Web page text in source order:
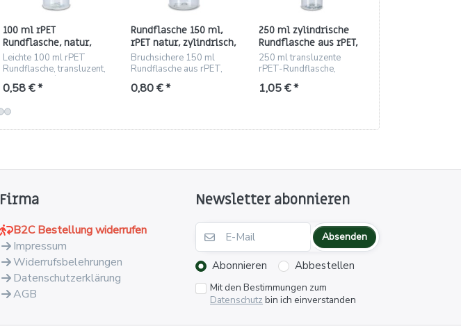
100 ml rPET
Rundflasche, natur,
zylindrisch, Gewinde
24/410
Leichte 100 ml rPET
Rundflasche, transluzent,
bruchsicher und
0,58 € *
Rundflasche 150 ml,
rPET natur, zylindrisch,
Gewinde 24/410
Bruchsichere 150 ml
Rundflasche aus rPET,
24/410.
0,80 € *
250 ml zylindrische
Rundflasche aus rPET,
natur, Gewinde 24/410
250 ml transluzente
rPET-Rundflasche,
24/410, ideal für
1,05 € *
Firma
B2C Bestellung widerrufen
Impressum
Widerrufsbelehrungen
Datenschutzerklärung
AGB
Newsletter abonnieren
Absenden
Abonnieren Abbestellen
Mit den Bestimmungen zum
Datenschutz bin ich einverstanden